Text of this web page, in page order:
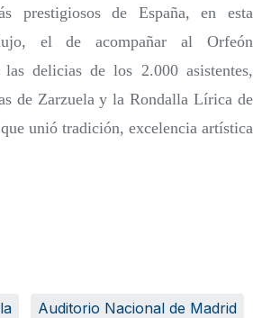
prestigiosos de España, en esta
el de acompañar al Orfeón
delicias de los 2.000 asistentes,
de Zarzuela y la Rondalla Lírica de
unió tradición, excelencia artística
Auditorio Nacional de Madrid